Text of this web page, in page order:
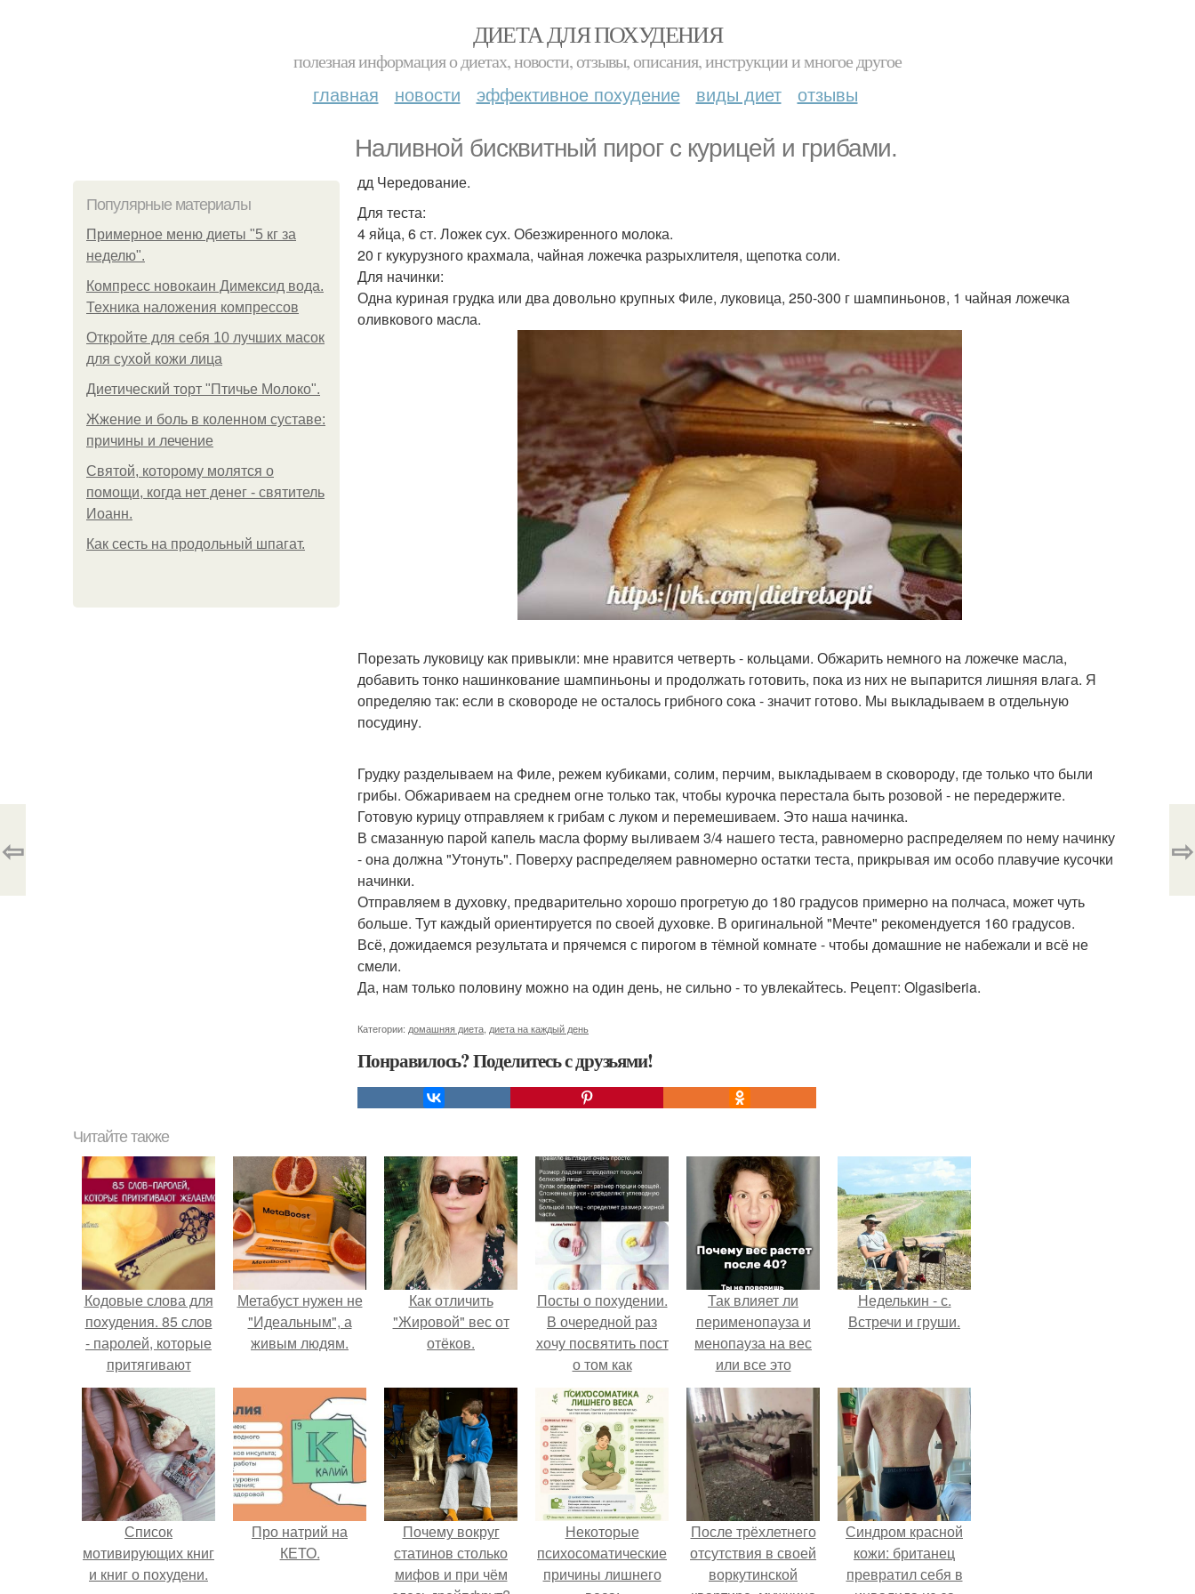
ДИЕТА ДЛЯ ПОХУДЕНИЯ
полезная информация о диетах, новости, отзывы, описания, инструкции и многое другое
главная новости эффективное похудение виды диет отзывы
Наливной бисквитный пирог с курицей и грибами.
Популярные материалы
Примерное меню диеты "5 кг за
неделю".
Компресс новокаин Димексид вода.
Техника наложения компрессов
Откройте для себя 10 лучших масок
для сухой кожи лица
Диетический торт "Птичье Молоко".
Жжение и боль в коленном суставе:
причины и лечение
Святой, которому молятся о
помощи, когда нет денег - святитель
Иоанн.
Как сесть на продольный шпагат.
дд Чередование.
Для теста:
4 яйца, 6 ст. Ложек сух. Обезжиренного молока.
20 г кукурузного крахмала, чайная ложечка разрыхлителя, щепотка соли.
Для начинки:
Одна куриная грудка или два довольно крупных Филе, луковица, 250-300 г шампиньонов, 1 чайная ложечка
оливкового масла.
Порезать луковицу как привыкли: мне нравится четверть - кольцами. Обжарить немного на ложечке масла,
добавить тонко нашинкование шампиньоны и продолжать готовить, пока из них не выпарится лишняя влага. Я
определяю так: если в сковороде не осталось грибного сока - значит готово. Мы выкладываем в отдельную
посудину.
Грудку разделываем на Филе, режем кубиками, солим, перчим, выкладываем в сковороду, где только что были
грибы. Обжариваем на среднем огне только так, чтобы курочка перестала быть розовой - не передержите.
Готовую курицу отправляем к грибам с луком и перемешиваем. Это наша начинка.
В смазанную парой капель масла форму выливаем 3/4 нашего теста, равномерно распределяем по нему начинку
- она должна "Утонуть". Поверху распределяем равномерно остатки теста, прикрывая им особо плавучие кусочки
начинки.
Отправляем в духовку, предварительно хорошо прогретую до 180 градусов примерно на полчаса, может чуть
больше. Тут каждый ориентируется по своей духовке. В оригинальной "Мечте" рекомендуется 160 градусов.
Всё, дожидаемся результата и прячемся с пирогом в тёмной комнате - чтобы домашние не набежали и всё не
смели.
Да, нам только половину можно на один день, не сильно - то увлекайтесь. Рецепт: Olgasiberia.
Категории: домашняя диета диета на каждый день
Понравилось? Поделитесь с друзьями!
⇦ ⇨
Читайте также
Кодовые слова для
похудения. 85 слов
- паролей, которые
притягивают
желаемое.
Метабуст нужен не
"Идеальным", а
живым людям.
Как отличить
"Жировой" вес от
отёков.
Посты о похудении.
В очередной раз
хочу посвятить пост
о том как
правильно худеть.
Так влияет ли
перименопауза и
менопауза на вес
или все это
ерунда?
Неделькин - с.
Встречи и груши.
Список
мотивирующих книг
и книг о похудени.
Про натрий на
КЕТО.
Почему вокруг
статинов столько
мифов и при чём
Некоторые
психосоматические
причины лишнего
После трёхлетнего
отсутствия в своей
воркутинской
Синдром красной
кожи: британец
превратил себя в